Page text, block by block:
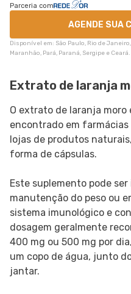
Parceria com
AGENDE SUA
Disponível em: São Paulo, Rio de
Maranhão, Pará, Paraná, Sergipe e Ceará.
Extrato de laranja
O extrato de laranja moro
encontrado em
lojas de produtos
forma de cápsulas.
Este suplemento pode
manutenção do peso ou
sistema imunológico e
dosagem geralmente
400 mg ou 500 mg por
um copo de água, junto
jantar.